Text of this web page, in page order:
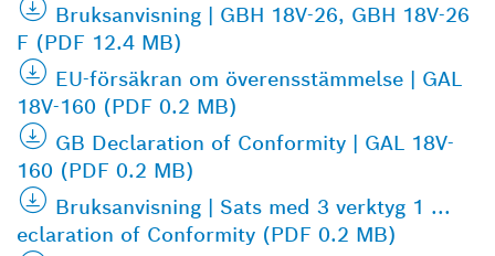
Bruksanvisning | GBH 18V-26, GBH 18V-26
F (PDF 12.4 MB)
EU-försäkran om överensstämmelse | GAL
18V-160 (PDF 0.2 MB)
GB Declaration of Conformity | GAL 18V-
160 (PDF 0.2 MB)
Bruksanvisning | Sats med 3 verktyg 1 ...
eclaration of Conformity (PDF 0.2 MB)